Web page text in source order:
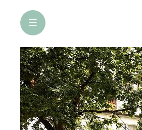
öffne Navigation